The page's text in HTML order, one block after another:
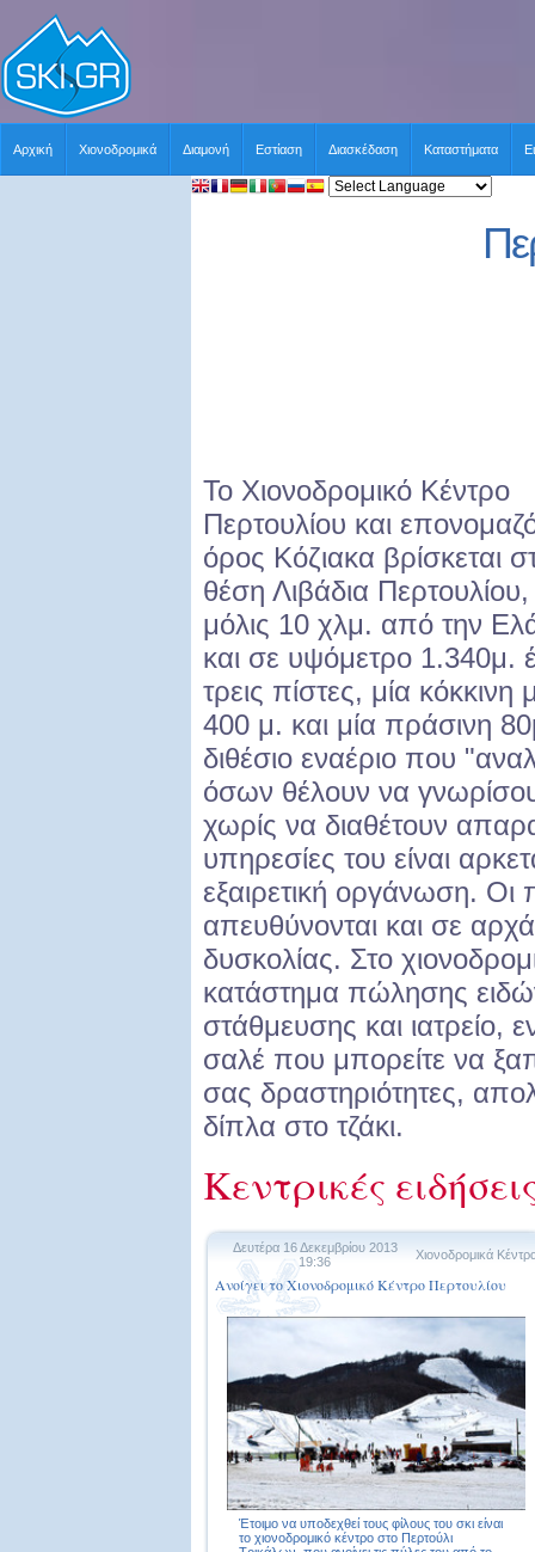
Αρχική Χιονοδρομικά Διαμονή Εστίαση Διασκέδαση Καταστήματα
Το Χιονοδρομικό Κέντρο
Περτουλίου και
όρος Κόζιακα βρίσκεται
θέση Λιβάδια Περτουλίου,
μόλις 10 χλμ. από την
και σε υψόμετρο 1.340μ.
τρεις πίστες, μία
400 μ. και μία πράσινη
διθέσιο εναέριο που
όσων θέλουν να
χωρίς να διαθέτουν
υπηρεσίες του είναι
εξαιρετική οργάνωση. Οι
απευθύνονται και σε
δυσκολίας. Στο
κατάστημα πώλησης
στάθμευσης και ιατρείο,
σαλέ που μπορείτε να
σας δραστηριότητες,
δίπλα στο τζάκι.
Κεντρικές
Δευτέρα 16 Δεκεμβρίου 2013
19:36
Χιονοδρομικά
Ανοίγει το Χιονοδρομικό Κέντρο Περτουλίου
Έτοιμο να υποδεχθεί τους φίλους του σκι είναι
το χιονοδρομικό κέντρο στο Περτούλι